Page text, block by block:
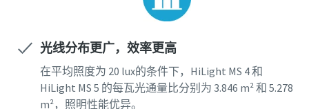
光线分布更广，效率更高
在平均照度为 20 lux的条件下，HiLight MS 4 和
HiLight MS 5 的每瓦光通量比分别为 3.846 m² 和 5.278
m²，照明性能优异。